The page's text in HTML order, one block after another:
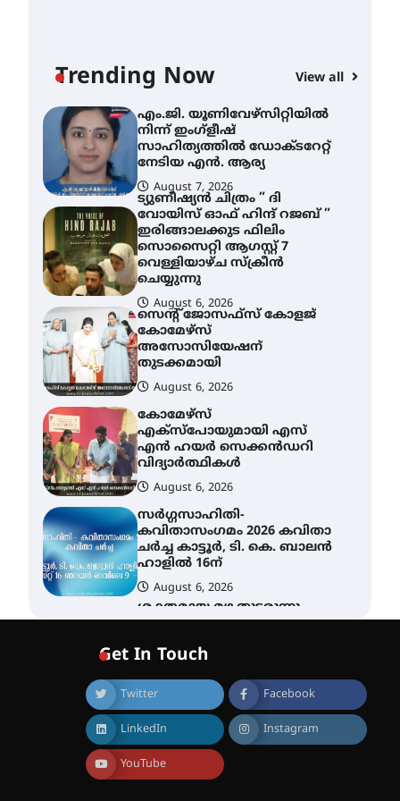
Trending Now View all
ശനിയാഴ്ച അവധി
എം.ജി. യൂണിവേഴ്‌സിറ്റിയിൽ
നിന്ന് ഇംഗ്ളീഷ്
സാഹിത്യത്തിൽ ഡോക്ടറേറ്റ്
നേടിയ എൻ. ആര്യ
August 7, 2026
ട്യുണീഷ്യൻ ചിത്രം ” ദി
വോയിസ് ഓഫ് ഹിന്ദ് റജബ് ”
ഇരിങ്ങാലക്കുട ഫിലിം
സൊസൈറ്റി ആഗസ്റ്റ് 7
വെള്ളിയാഴ്ച സ്‌ക്രീൻ
ചെയ്യുന്നു
August 6, 2026
സെന്റ് ജോസഫ്സ് കോളജ്
കോമേഴ്‌സ്
അസോസിയേഷന്
തുടക്കമായി
August 6, 2026
കോമേഴ്സ്
എക്സ്പോയുമായി എസ്
എൻ ഹയർ സെക്കൻഡറി
വിദ്യാർത്ഥികൾ
August 6, 2026
സർഗ്ഗസാഹിതി-
കവിതാസംഗമം 2026 കവിതാ
ചർച്ച കാട്ടൂർ, ടി. കെ. ബാലൻ
ഹാളിൽ 16ന്
August 6, 2026
ശക്തമായ മഴ തുടരുന്നു –
തൃശൂർ ജില്ലയിൽ എല്ലാ
സ്ഥാപനങ്ങൾക്കും
August 7, 2026
എം.ജി. യൂണിവേഴ്‌സിറ്റിയിൽ
നിന്ന് ഇംഗ്ളീഷ്
സാഹിത്യത്തിൽ ഡോക്ടറേറ്റ്
നേടിയ എൻ. ആര്യ
Get In Touch
Twitter Facebook
LinkedIn Instagram
YouTube